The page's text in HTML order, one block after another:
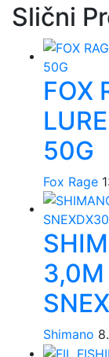
Slični
FOX
50G
Fox Rage
Shimano